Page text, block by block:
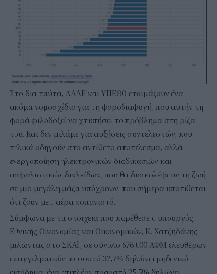
Στο δια ταύτα, ΑΑΔΕ και ΥΠΕΘΟ ετοιμάζουν ένα
ακόμα νομοσχέδιο για τη φοροδιαφυγή, που αυτήν τη
φορά φιλοδοξεί να χτυπήσει το πρόβλημα στη ρίζα
του. Και δεν μιλάμε για αυξήσεις συντελεστών, που
τελικά οδηγούν στο αντίθετο αποτέλεσμα, αλλά
ενεργοποίηση ηλεκτρονικών διαδικασιών και
ασφαλιστικών δικλείδων, που θα δυσκολέψουν τη ζωή
σε μια μεγάλη μάζα υπόχρεων, που σήμερα υποτίθεται
ότι ζουν με... αέρα κοπανιστό.
Σύμφωνα με τα στοιχεία που παρέθεσε ο υπουργός
Εθνικής Οικονομίας και Οικονομικών, Κ. Χατζηδάκης
μιλώντας στο ΣΚΑΪ, σε σύνολο 676.000 ΑΦΜ ελευθέρων
επαγγελματιών, ποσοστό 32,7% δηλώνει μηδενικό